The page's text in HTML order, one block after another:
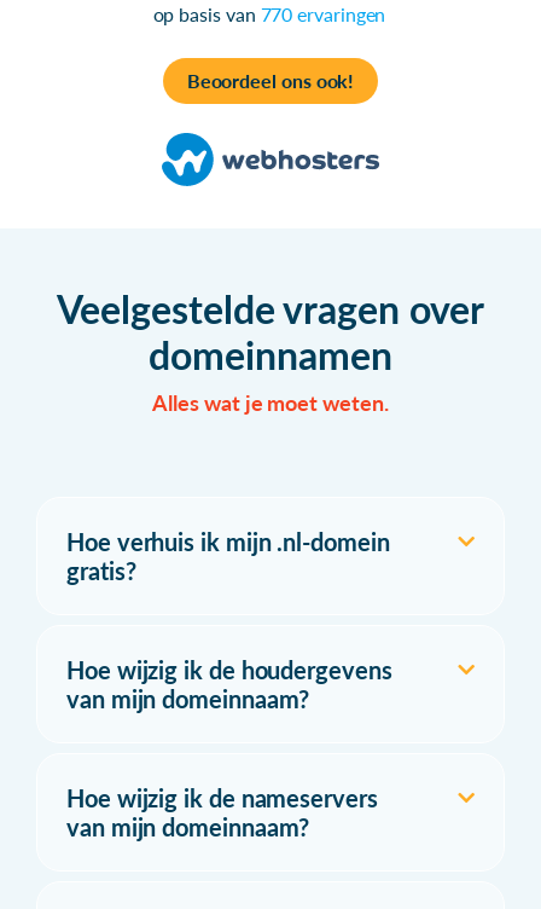
op basis van 770 ervaringen
Beoordeel ons ook!
Veelgestelde vragen over
domeinnamen
Alles wat je moet weten.
Hoe verhuis ik mijn .nl-domein
gratis?
Hoe wijzig ik de houdergevens
van mijn domeinnaam?
Hoe wijzig ik de nameservers
van mijn domeinnaam?